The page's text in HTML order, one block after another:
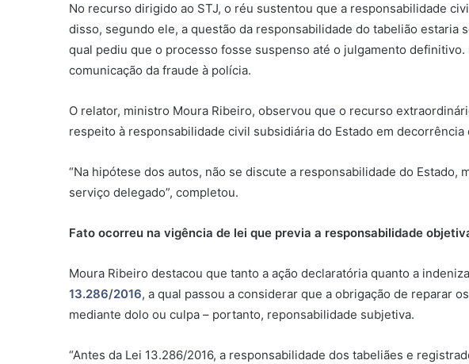
No recurso dirigido ao STJ, o réu sustentou que a responsabilidade
disso, segundo ele, a questão da responsabilidade do tabelião estaria
qual pediu que o processo fosse suspenso até o julgamento
comunicação da fraude à polícia.
O relator, ministro Moura Ribeiro, observou que o recurso
respeito à responsabilidade civil subsidiária do Estado em
“Na hipótese dos autos, não se discute a responsabilidade do
serviço delegado”, completou.
Fato ocorreu na vigência de lei que previa a responsabilidade
Moura Ribeiro destacou que tanto a ação declaratória quanto a
13.286/2016, a qual passou a considerar que a obrigação de reparar
mediante dolo ou culpa – portanto, reponsabilidade subjetiva.
“Antes da Lei 13.286/2016, a responsabilidade dos tabeliães e